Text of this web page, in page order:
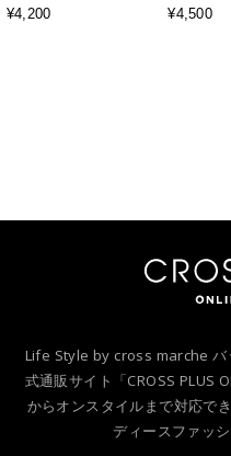
ぴったりポケット横型
¥4,200
ぴったり
¥4,500
Life Style by cross marche バ
式通販サイト「CROSS PLUS
からオンスタイルまで対応で
ディースファッ